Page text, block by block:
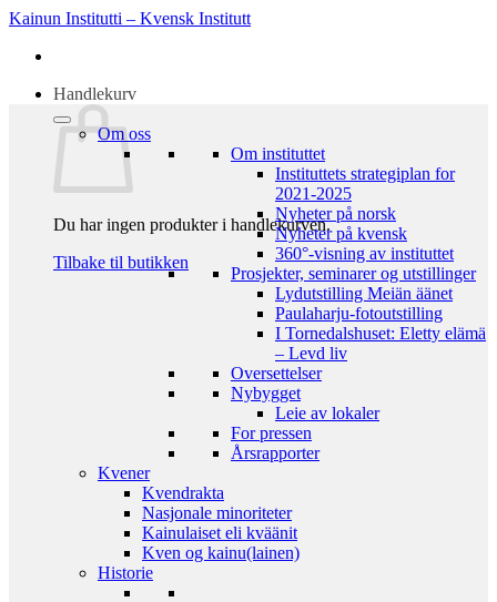
Skip
content
Kainun Institutti – Kvensk Institutt
Handlekurv
Du har ingen produkter i handlekurven.
Tilbake til butikken
Om oss
Om instituttet
Instituttets strategiplan for
2021-2025
Nyheter på norsk
Nyheter på kvensk
360°-visning av instituttet
Prosjekter, seminarer og utstillinger
Lydutstilling Meiän äänet
Paulaharju-fotoutstilling
I Tornedalshuset: Eletty elämä
– Levd liv
Oversettelser
Nybygget
Leie av lokaler
For pressen
Årsrapporter
Kvener
Kvendrakta
Nasjonale minoriteter
Kainulaiset eli kväänit
Kven og kainu(lainen)
Historie